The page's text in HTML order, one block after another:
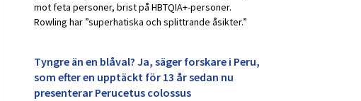
mot feta personer, brist på HBTQIA+-personer.
Rowling har ”superhatiska och splittrande åsikter.”
Tyngre än en blåval? Ja, säger forskare i Peru,
som efter en upptäckt för 13 år sedan nu
presenterar Perucetus colossus